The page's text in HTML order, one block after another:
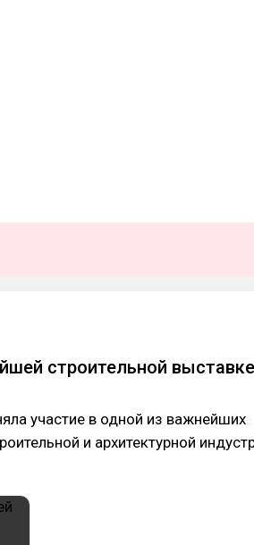
строительной
участие в одной из важнейших
и архитектурной